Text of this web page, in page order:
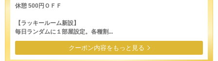
休憩 500円ＯＦＦ
【ラッキールーム新設】
毎日ランダムに１部屋設定。各種割...
クーポン内容をもっと見る